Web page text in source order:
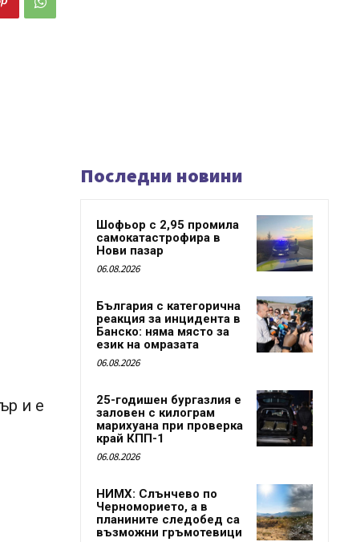
и е
Последни новини
Шофьор с 2,95 промила
самокатастрофира в
Нови пазар
06.08.2026
България с категорична
реакция за инцидента в
Банско: няма място за
език на омразата
06.08.2026
25-годишен бургазлия е
заловен с килограм
марихуана при проверка
край КПП-1
06.08.2026
НИМХ: Слънчево по
Черноморието, а в
планините следобед са
възможни гръмотевици